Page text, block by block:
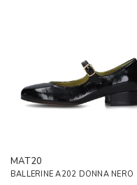
MAT20
BALLERINE A202 DONNA NERO